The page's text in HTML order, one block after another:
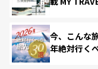
今、こんな
年絶対行く